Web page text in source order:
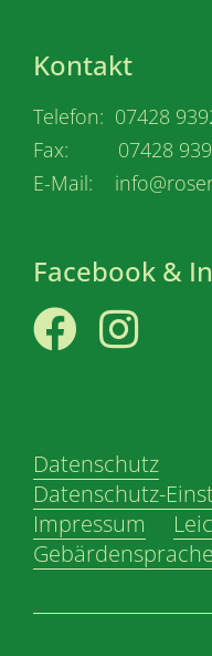
Kontakt
Telefon: 07428
Fax: 07428
E-Mail:
Facebook &
Datenschutz
Datenschutz-
Impressum
Gebärdensprache